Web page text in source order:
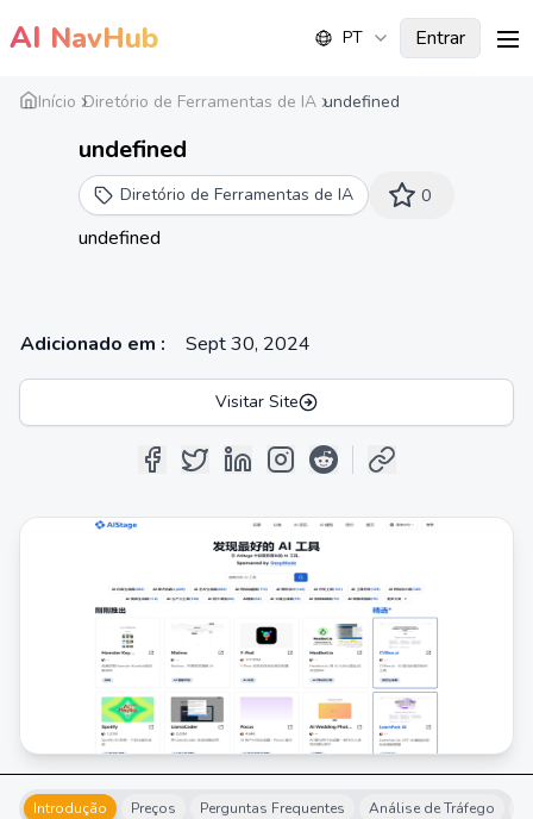
AI NavHub PT Entrar
Início Diretório de Ferramentas de IA undefined
undefined
Diretório de Ferramentas de IA 0
undefined
Adicionado em : Sept 30, 2024
Visitar Site
Introdução Preços Perguntas Frequentes Análise de Tráfego